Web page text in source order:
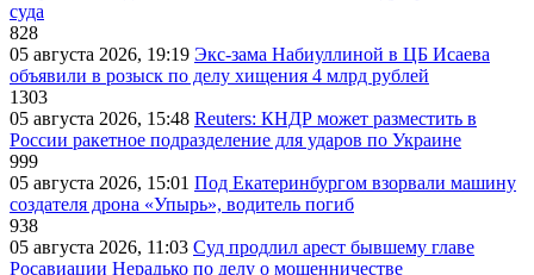
суда
828
05 августа 2026, 19:19 Экс-зама Набиуллиной в ЦБ Исаева
объявили в розыск по делу хищения 4 млрд рублей
1303
05 августа 2026, 15:48 Reuters: КНДР может разместить в
России ракетное подразделение для ударов по Украине
999
05 августа 2026, 15:01 Под Екатеринбургом взорвали машину
создателя дрона «Упырь», водитель погиб
938
05 августа 2026, 11:03 Суд продлил арест бывшему главе
Росавиации Нерадько по делу о мошенничестве